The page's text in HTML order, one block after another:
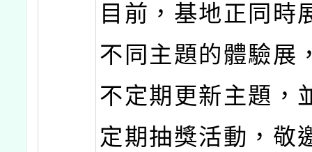
目前，基地正同時
不同主題的體驗展
不定期更新主題，
定期抽獎活動，敬